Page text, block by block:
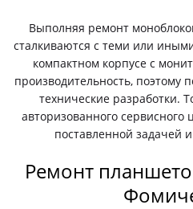
Выполняя ремонт
сталкиваются с теми или
компактном корпусе с
производительность, поэтому
технические разработки.
авторизованного сервисного
поставленной задачей
Ремонт